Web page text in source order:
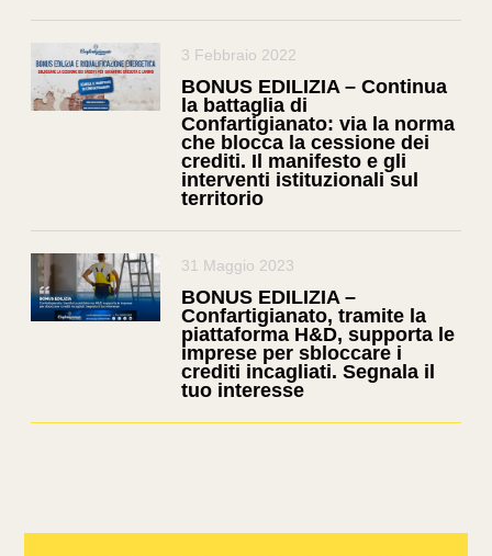
3 Febbraio 2022
BONUS EDILIZIA – Continua
la battaglia di
Confartigianato: via la norma
che blocca la cessione dei
crediti. Il manifesto e gli
interventi istituzionali sul
territorio
31 Maggio 2023
BONUS EDILIZIA –
Confartigianato, tramite la
piattaforma H&D, supporta le
imprese per sbloccare i
crediti incagliati. Segnala il
tuo interesse